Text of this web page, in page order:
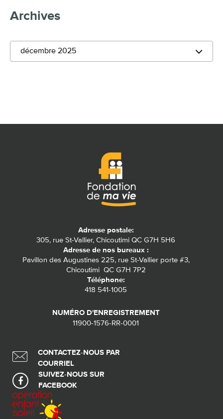
Archives
décembre 2025
Adresse postale:
305, rue St-Vallier, Chicoutimi QC G7H 5H6
Adresse de nos bureaux :
Pavillon des Augustines 225, rue St-Vallier porte #3,
Chicoutimi QC G7H 7P2
Téléphone:
418 541-1005
NUMÉRO D'ENREGISTREMENT
11900-1576-RR-0001
CONTACTEZ-NOUS PAR
COURRIEL
SUIVEZ-NOUS SUR
FACEBOOK